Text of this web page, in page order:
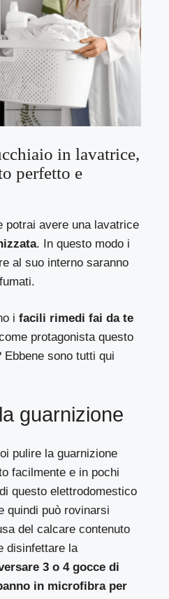
in lavatrice,
perfetto e
potrai avere una lavatrice
. In questo modo i
al suo interno saranno
i facili rimedi fai da te
protagonista questo
Ebbene sono tutti qui
guarnizione
pulire la guarnizione
facilmente e in pochi
questo elettrodomestico
quindi può rovinarsi
del calcare contenuto
disinfettare la
3 o 4 gocce di
in microfibra per